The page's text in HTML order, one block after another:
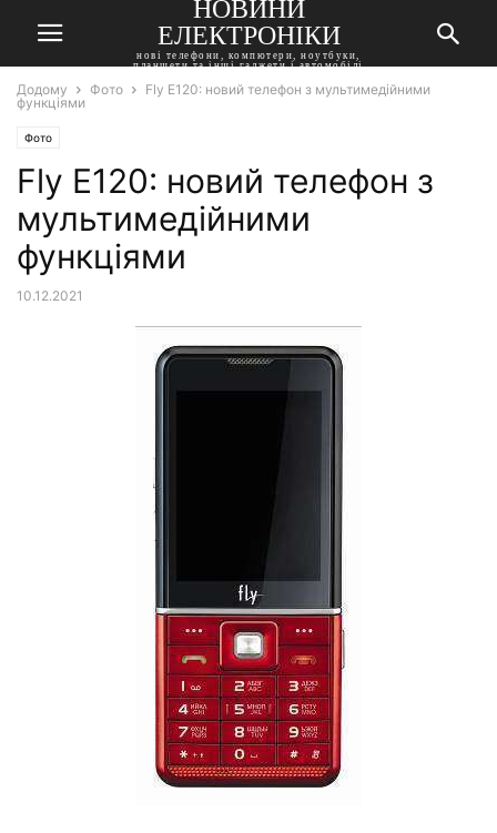
НОВИНИ
ЕЛЕКТРОНІКИ
нові телефони, компютери, ноутбуки,
планшети та інші гаджети і автомобілі
Додому Фото
Fly E120: новий телефон з мультимедійними
функціями
Фото
Fly E120: новий телефон з
мультимедійними
функціями
10.12.2021